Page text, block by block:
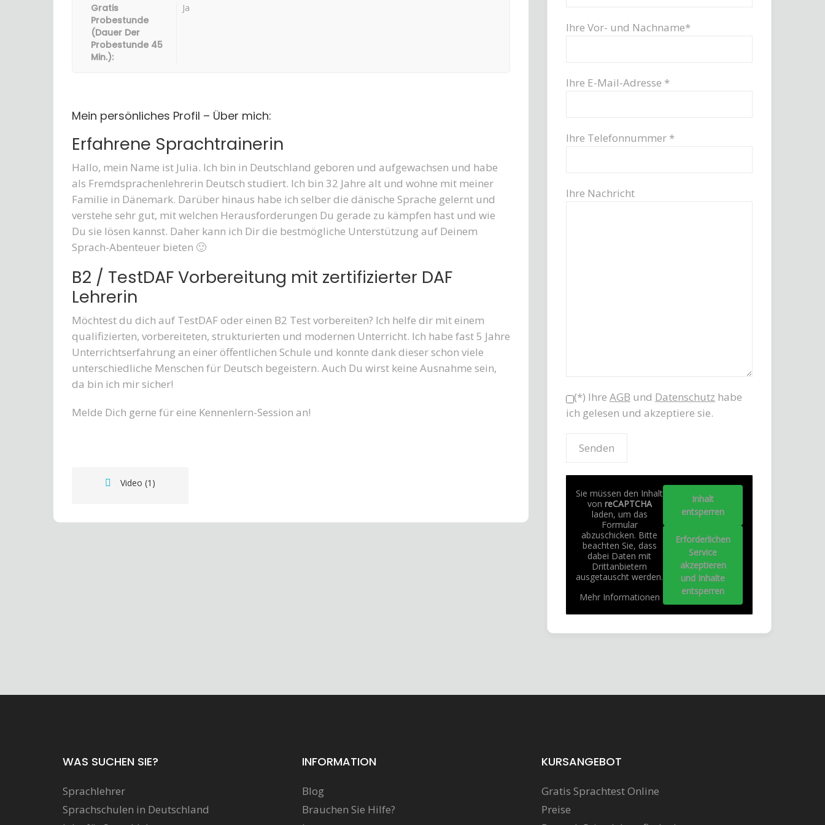
Gratis
Probestunde
(Dauer Der
Probestunde 45
Min.):
Ja
Mein persönliches Profil – Über mich:
Erfahrene Sprachtrainerin
Hallo, mein Name ist Julia. Ich bin in Deutschland geboren und aufgewachsen und habe
als Fremdsprachenlehrerin Deutsch studiert. Ich bin 32 Jahre alt und wohne mit meiner
Familie in Dänemark. Darüber hinaus habe ich selber die dänische Sprache gelernt und
verstehe sehr gut, mit welchen Herausforderungen Du gerade zu kämpfen hast und wie
Du sie lösen kannst. Daher kann ich Dir die bestmögliche Unterstützung auf Deinem
Sprach-Abenteuer bieten 🙂
B2 / TestDAF Vorbereitung mit zertifizierter DAF
Lehrerin
Möchtest du dich auf TestDAF oder einen B2 Test vorbereiten? Ich helfe dir mit einem
qualifizierten, vorbereiteten, strukturierten und modernen Unterricht. Ich habe fast 5 Jahre
Unterrichtserfahrung an einer öffentlichen Schule und konnte dank dieser schon viele
unterschiedliche Menschen für Deutsch begeistern. Auch Du wirst keine Ausnahme sein,
da bin ich mir sicher!
Melde Dich gerne für eine Kennenlern-Session an!
Video (1)
Ihre Vor- und Nachname*
Ihre E-Mail-Adresse *
Ihre Telefonnummer *
Ihre Nachricht
(*) Ihre AGB und Datenschutz habe
ich gelesen und akzeptiere sie.
Sie müssen den Inhalt
von reCAPTCHA
laden, um das
Formular
abzuschicken. Bitte
beachten Sie, dass
dabei Daten mit
Drittanbietern
ausgetauscht werden.
Mehr Informationen
Inhalt
entsperren
Erforderlichen
Service
akzeptieren
und Inhalte
entsperren
WAS SUCHEN SIE?
Sprachlehrer
Sprachschulen in Deutschland
INFORMATION
Blog
Brauchen Sie Hilfe?
KURSANGEBOT
Gratis Sprachtest Online
Preise